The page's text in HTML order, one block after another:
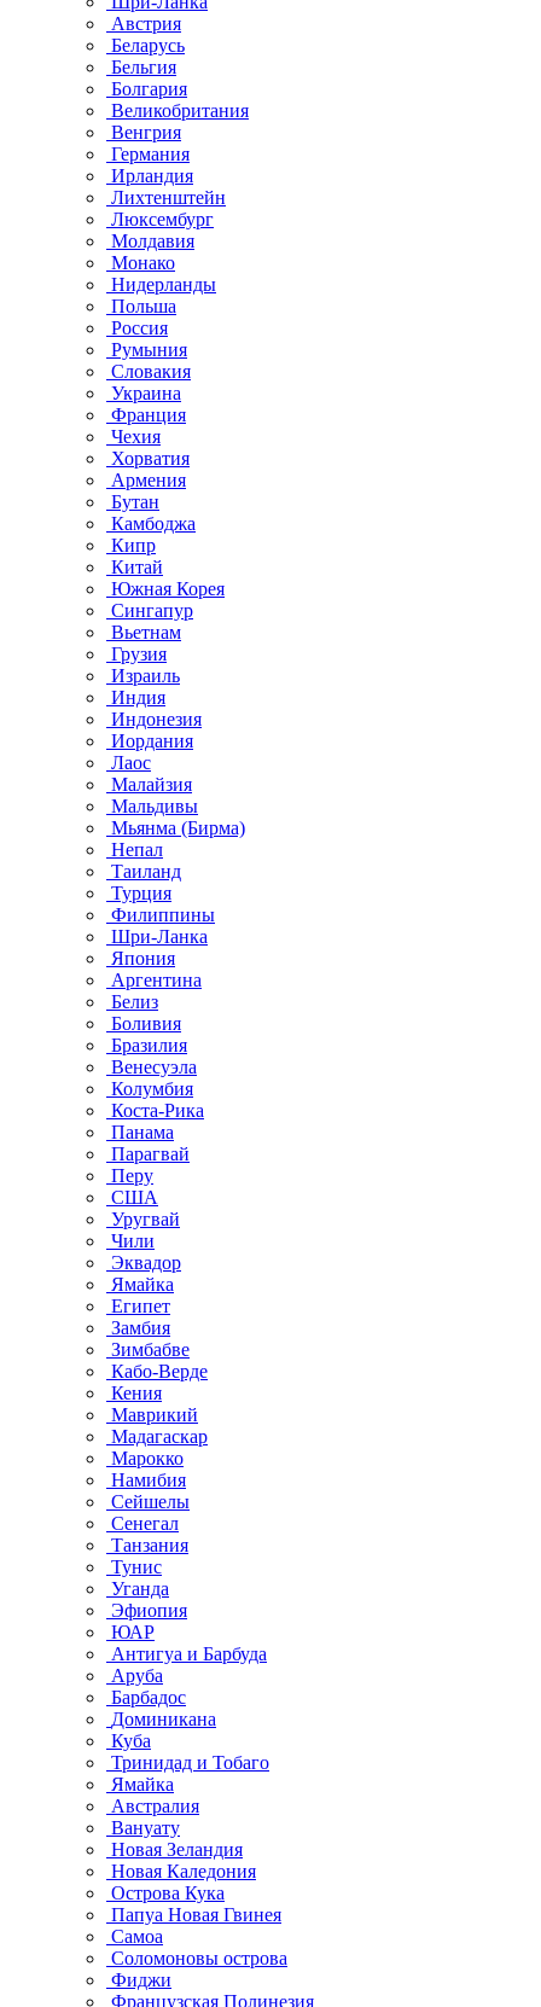
Австрия
Беларусь
Бельгия
Болгария
Великобритания
Венгрия
Германия
Ирландия
Лихтенштейн
Люксембург
Молдавия
Монако
Нидерланды
Польша
Россия
Румыния
Словакия
Украина
Франция
Чехия
Хорватия
Армения
Бутан
Камбоджа
Кипр
Китай
Южная Корея
Сингапур
Вьетнам
Грузия
Израиль
Индия
Индонезия
Иордания
Лаос
Малайзия
Мальдивы
Мьянма (Бирма)
Непал
Таиланд
Турция
Филиппины
Шри-Ланка
Япония
Аргентина
Белиз
Боливия
Бразилия
Венесуэла
Колумбия
Коста-Рика
Панама
Парагвай
Перу
США
Уругвай
Чили
Эквадор
Ямайка
Египет
Замбия
Зимбабве
Кабо-Верде
Кения
Маврикий
Мадагаскар
Марокко
Намибия
Сейшелы
Сенегал
Танзания
Тунис
Уганда
Эфиопия
ЮАР
Антигуа и Барбуда
Аруба
Барбадос
Доминикана
Куба
Тринидад и Тобаго
Ямайка
Австралия
Вануату
Новая Зеландия
Новая Каледония
Острова Кука
Папуа Новая Гвинея
Самоа
Соломоновы острова
Фиджи
Французская Полинезия